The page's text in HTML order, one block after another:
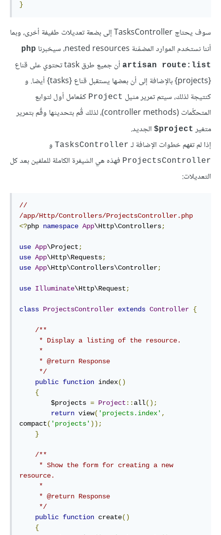
}
سوف يحتاج TasksController إلى بضعة تعديلات طفيفة أخرى، وبما
أننا نستخدم الموارد المضمّنة nested resources، سيخبرنا
php
artisan route:list
أن جميع طرق task تحتوي على قناع
{projects} بالإضافة إلى أن بعضها يستقبل قناع {tasks} أيضا. و
كنتيجة لذلك، سيتم تمرير مثيل Project كمُعامل أول لتوابع
المتحكِّمات (controller methods)، لذلك قُم بتحديثها وقٌم بتمرير
متغير project$
الجديد.
إذا لم تفهم خطوات الإضافة لـ TasksController و
ProjectsController فهذه هي الشيفرة الكاملة للملفين بعد كل
التعديلات:
//
/app/Http/Controllers/ProjectsController.php
<?php namespace App\Http\Controllers;
use App\Project;
use App\Http\Requests;
use App\Http\Controllers\Controller;
use Illuminate\Http\Request;
class ProjectsController extends Controller {
/**
     */
public function index()
{
        $projects
= Project :: all();
return view( 'projects.index' ,
compact( 'projects' ));
}
/**
resource.
     */
public function create()
{